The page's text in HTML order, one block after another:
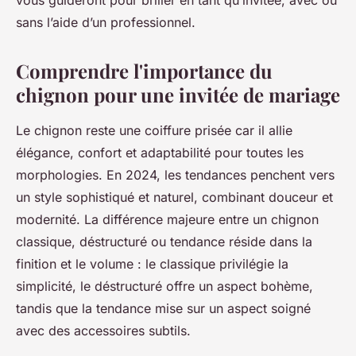
sans l’aide d’un professionnel.
Comprendre l'importance du
chignon pour une invitée de mariage
Le chignon reste une coiffure prisée car il allie
élégance, confort et adaptabilité pour toutes les
morphologies. En 2024, les tendances penchent vers
un style sophistiqué et naturel, combinant douceur et
modernité. La différence majeure entre un chignon
classique, déstructuré ou tendance réside dans la
finition et le volume : le classique privilégie la
simplicité, le déstructuré offre un aspect bohème,
tandis que la tendance mise sur un aspect soigné
avec des accessoires subtils.